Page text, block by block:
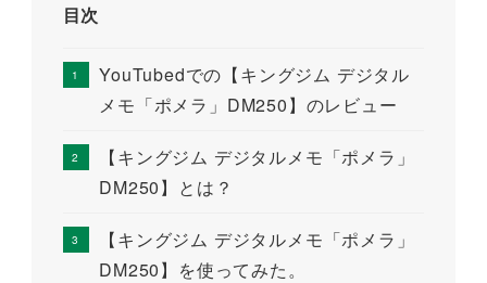
目次
YouTubedでの【キングジム デジタル
メモ「ポメラ」DM250】のレビュー
【キングジム デジタルメモ「ポメラ」
DM250】とは？
【キングジム デジタルメモ「ポメラ」
DM250】を使ってみた。